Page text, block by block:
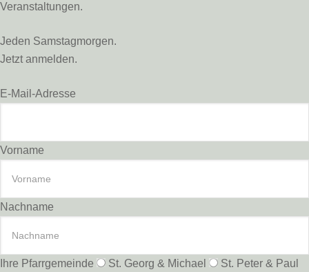
Veranstaltungen.
Jeden Samstagmorgen.
Jetzt anmelden.
E-Mail-Adresse
Vorname
Nachname
Ihre Pfarrgemeinde St. Georg & Michael
St. Peter & Paul